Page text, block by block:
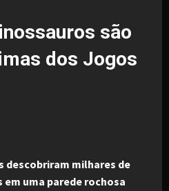
são
dos Jogos
milhares de
uma parede rochosa